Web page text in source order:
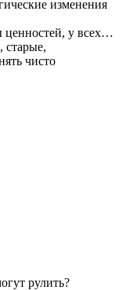
изменения
ценностей, у всех…
старые,
чисто
рулить?